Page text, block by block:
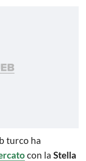
turco ha
con la Stella